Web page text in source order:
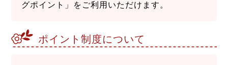
グポイント」をご利用いただけます。
ポイント制度について